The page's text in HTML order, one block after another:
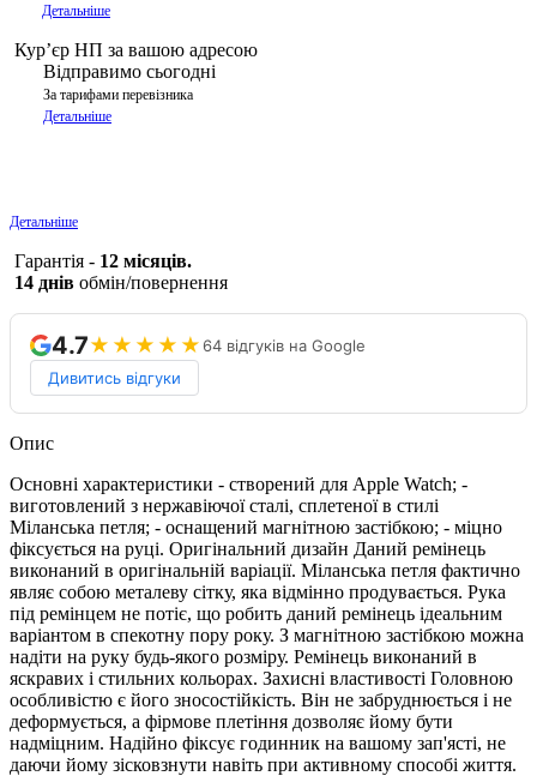
Детальніше
Курʼєр НП за вашою адресою
Відправимо сьогодні
За тарифами перевізника
Детальніше
Детальніше
Гарантія - 12 місяців.
14 днів обмін/повернення
4.7★★★★★64 відгуків на Google
Дивитись відгуки
Опис
Основні характеристики - створений для Apple Watch; -
виготовлений з нержавіючої сталі, сплетеної в стилі
Міланська петля; - оснащений магнітною застібкою; - міцно
фіксується на руці. Оригінальний дизайн Даний ремінець
виконаний в оригінальній варіації. Міланська петля фактично
являє собою металеву сітку, яка відмінно продувається. Рука
під ремінцем не потіє, що робить даний ремінець ідеальним
варіантом в спекотну пору року. З магнітною застібкою можна
надіти на руку будь-якого розміру. Ремінець виконаний в
яскравих і стильних кольорах. Захисні властивості Головною
особливістю є його зносостійкість. Він не забруднюється і не
деформується, а фірмове плетіння дозволяє йому бути
надміцним. Надійно фіксує годинник на вашому зап'ясті, не
даючи йому зісковзнути навіть при активному способі життя.